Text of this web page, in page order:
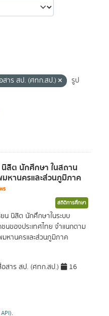
สาร สป. (ศทก.สป.)
รูป
สิต นักศึกษา ในสถาน
มหานครและส่วนภูมิภาค
สถิติการศึกษา
น นิสิต นักศึกษาในระบบ
ชนของประเทศไทย จำแนกตาม
มหานครและส่วนภูมิภาค
อสาร สป. (ศทก.สป.)
16
).